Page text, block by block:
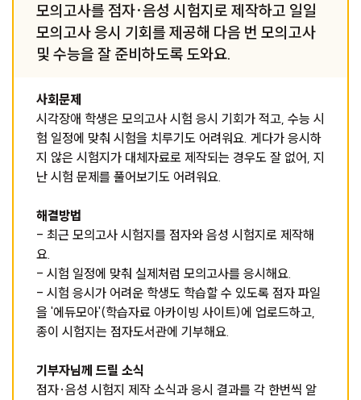
모의고사를 점자·음성 시험지로 제작하고 일일
모의고사 응시 기회를 제공해 다음 번 모의고사
및 수능을 잘 준비하도록 도와요.
사회문제
시각장애 학생은 모의고사 시험 응시 기회가 적고, 수능 시
험 일정에 맞춰 시험을 치루기도 어려워요. 게다가 응시하
지 않은 시험지가 대체자료로 제작되는 경우도 잘 없어, 지
난 시험 문제를 풀어보기도 어려워요.
해결방법
- 최근 모의고사 시험지를 점자와 음성 시험지로 제작해
요.
- 시험 일정에 맞춰 실제처럼 모의고사를 응시해요.
- 시험 응시가 어려운 학생도 학습할 수 있도록 점자 파일
을 '에듀모아'(학습자료 아카이빙 사이트)에 업로드하고,
종이 시험지는 점자도서관에 기부해요.
기부자님께 드릴 소식
점자·음성 시험지 제작 소식과 응시 결과를 각 한번씩 알